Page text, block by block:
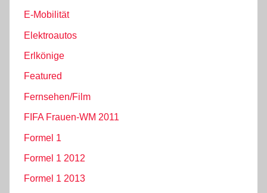
E-Mobilität
Elektroautos
Erlkönige
Featured
Fernsehen/Film
FIFA Frauen-WM 2011
Formel 1
Formel 1 2012
Formel 1 2013